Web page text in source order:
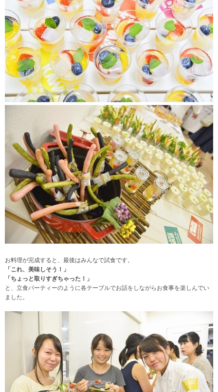
お料理が完成すると、最後はみんなで試食です。
「これ、美味しそう！」
「ちょっと取りすぎちゃった！」
と、立食パーティーのように各テーブルでお話をしながらお食事を楽しんでい
ました。